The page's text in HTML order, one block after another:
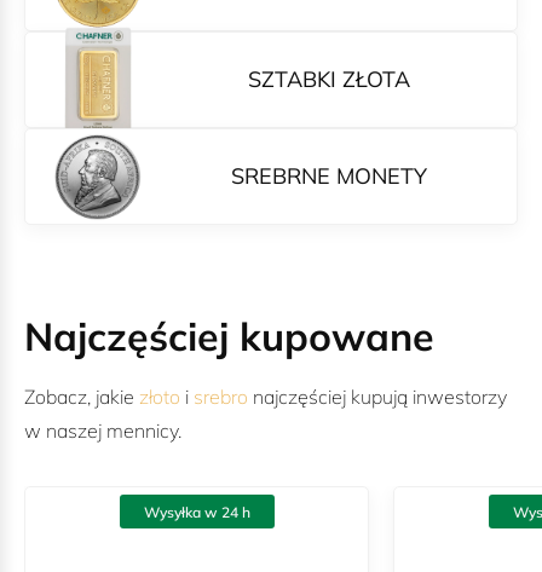
SZTABKI ZŁOTA
SREBRNE MONETY
Najczęściej kupowane
Zobacz, jakie złoto i srebro najczęściej kupują inwestorzy
w naszej mennicy.
Wysyłka w 24 h